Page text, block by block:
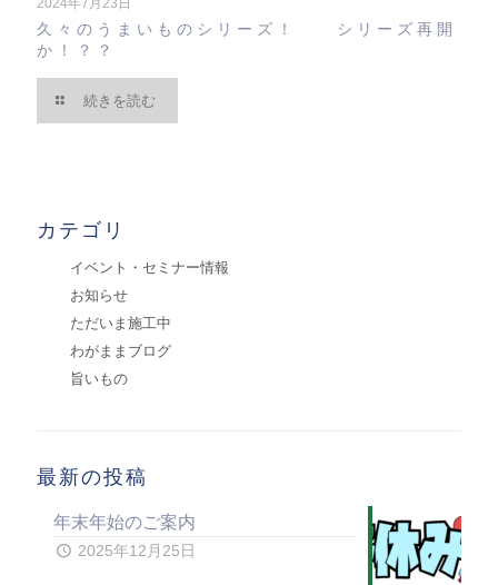
2024年7月23日
久々のうまいものシリーズ！ シリーズ再開
か！？？
続きを読む
カテゴリ
イベント・セミナー情報
お知らせ
ただいま施工中
わがままブログ
旨いもの
最新の投稿
年末年始のご案内
2025年12月25日